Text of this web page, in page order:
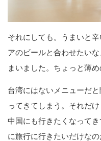
それにしても。うまいと
アのビールと合わせたい
まいました。ちょっと薄
台湾にはないメニューだ
ってきてしまう。それだ
中国にも行きたくなって
に旅行に行きたいだけな